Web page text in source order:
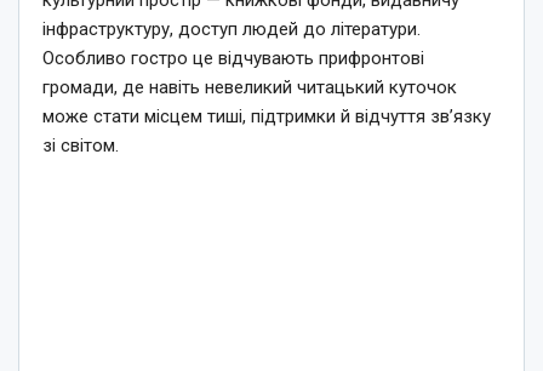
інфраструктуру, доступ людей до літератури.
Особливо гостро це відчувають прифронтові
громади, де навіть невеликий читацький куточок
може стати місцем тиші, підтримки й відчуття зв’язку
зі світом.